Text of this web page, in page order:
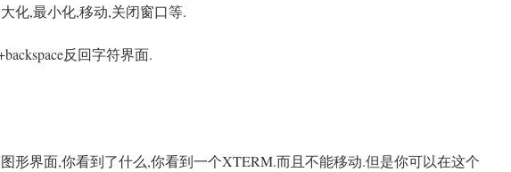
化,最小化,移动,关闭窗口等.
反回字符界面.
形界面,你看到了什么,你看到一个XTERM.而且不能移动.但是你可以在这个